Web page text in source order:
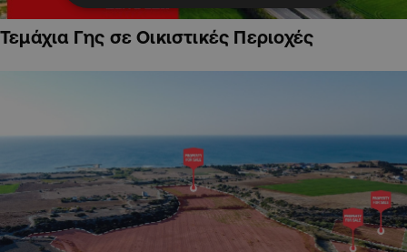
Τεμάχια Γης σε Οικιστικές Περιοχές